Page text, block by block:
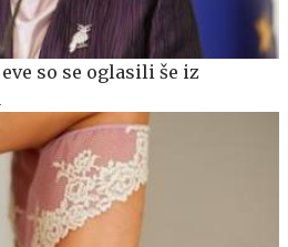
so se oglasili še iz